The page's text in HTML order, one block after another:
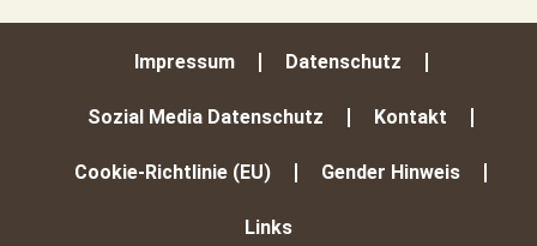
Impressum Datenschutz
Sozial Media Datenschutz Kontakt
Cookie-Richtlinie (EU) Gender Hinweis
Links